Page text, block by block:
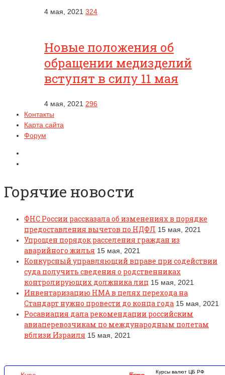
4 мая, 2021 324
Новые положения об
обращении медизделий
вступят в силу 11 мая
4 мая, 2021 296
Контакты
Карта сайта
Форум
Горячие новости
ФНС России рассказала об изменениях в порядке
предоставления вычетов по НДФЛ 15 мая, 2021
Упрощен порядок расселения граждан из
аварийного жилья 15 мая, 2021
Конкурсный управляющий вправе при содействии
суда получить сведения о родственниках
контролирующих должника лиц 15 мая, 2021
Инвентаризацию НМА в целях перехода на
Стандарт нужно провести до конца года 15 мая, 2021
Росавиация дала рекомендации российским
авиаперевозчикам по международным полетам
вблизи Израиля 15 мая, 2021
Курсы валют ЦБ РФ